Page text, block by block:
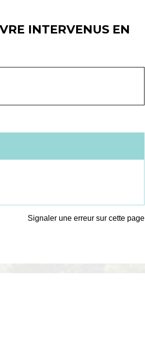
INTERVENUS EN
Signaler une erreur sur cette page